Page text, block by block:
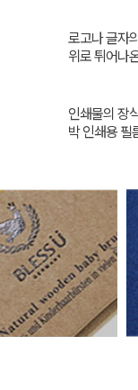
로고나 글자
위로 튀어나
인쇄물의 장
박 인쇄용 필